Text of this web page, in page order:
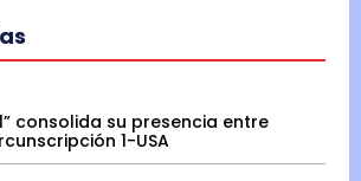
consolida su presencia entre
1-USA